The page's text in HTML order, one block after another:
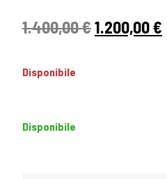
1.400,00€1.200,00€
Disponibile
Disponibile